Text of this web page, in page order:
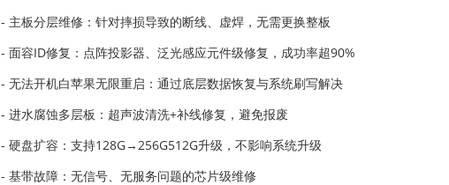
- 主板分层维修：针对摔损导致的断线、虚焊，无需更换整板
- 面容ID修复：点阵投影器、泛光感应元件级修复，成功率超90%
- 无法开机白苹果无限重启：通过底层数据恢复与系统刷写解决
- 进水腐蚀多层板：超声波清洗+补线修复，避免报废
- 硬盘扩容：支持128G→256G512G升级，不影响系统升级
- 基带故障：无信号、无服务问题的芯片级维修